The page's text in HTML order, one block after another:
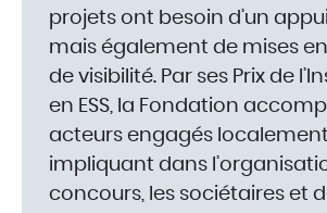
projets ont besoin d’un
mais également de mises
de visibilité. Par ses Prix de
en ESS, la Fondation
acteurs engagés
impliquant dans
concours, les sociétaires et